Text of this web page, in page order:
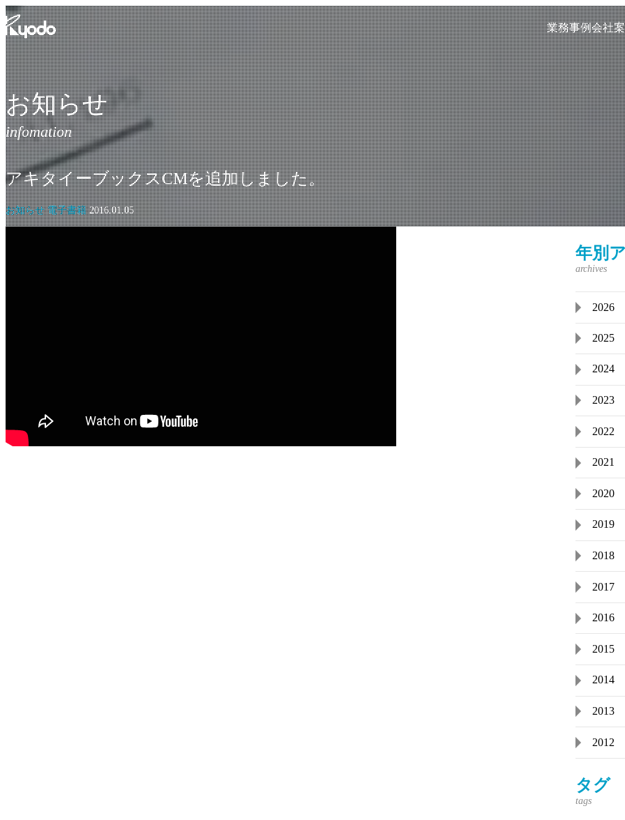
コ
ン
テ
ン
ツ
を
表
示
業務事例会社
お知らせ
アキタイーブックスCMを追加しました。
お知らせ 電子書籍 2016.01.05
年別
2026
2025
2024
2023
2022
2021
2020
2019
2018
2017
2016
2015
2014
2013
2012
タグ